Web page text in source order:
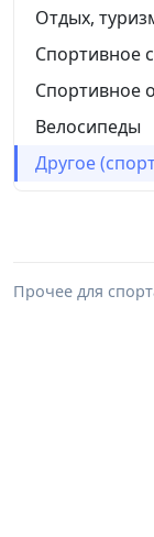
Отдых,
Спортивное
Спортивное
Велосипеды
Другое
Прочее для